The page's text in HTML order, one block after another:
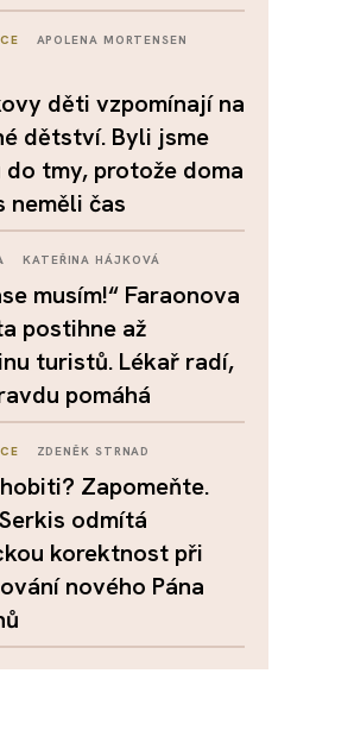
APOLENA MORTENSEN
děti vzpomínají na
dětství. Byli jsme
do tmy, protože doma
neměli čas
KATEŘINA HÁJKOVÁ
musím!“ Faraonova
postihne až
turistů. Lékař radí,
pomáhá
ZDENĚK STRNAD
Zapomeňte.
odmítá
korektnost při
nového Pána